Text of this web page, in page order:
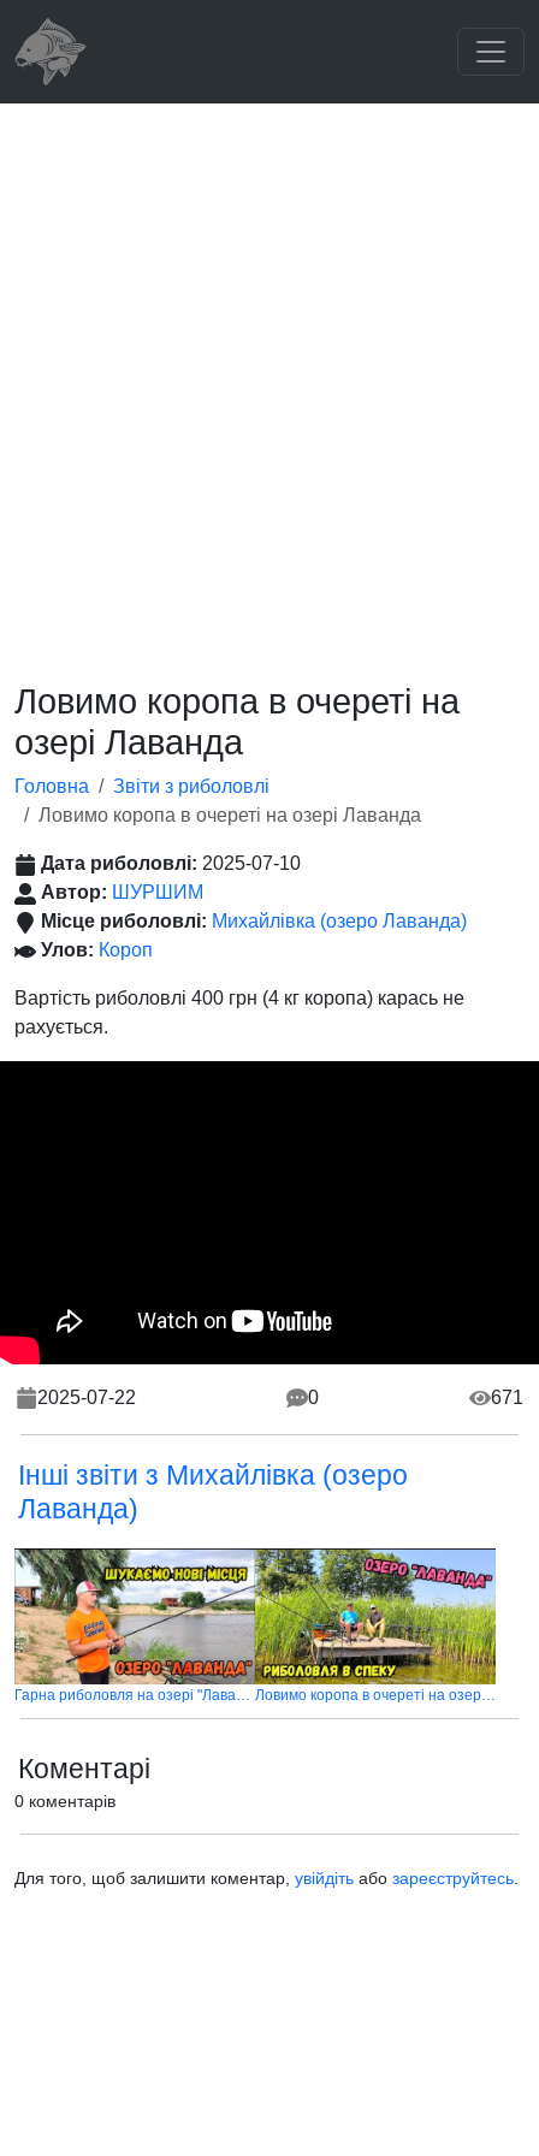
Ловимо коропа в очереті на
озері Лаванда
Головна
Звіти з риболовлі
Ловимо коропа в очереті на озері Лаванда
Дата риболовлі: 2025-07-10
Автор: ШУРШИМ
Місце риболовлі: Михайлівка (озеро Лаванда)
Улов: Короп
Вартість риболовлі 400 грн (4 кг коропа) карась не
рахується.
2025-07-22 0 671
Інші звіти з Михайлівка (озеро
Лаванда)
Гарна риболовля на озері "Лаванда" Ловимо коропа в очереті на озері Лаванда
Коментарі
0 коментарів
Для того, щоб залишити коментар, увійдіть або зареєструйтесь